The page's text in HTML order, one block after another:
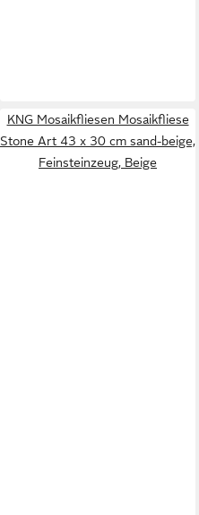
KNG Mosaikfliesen Mosaikfliese
Stone Art 43 x 30 cm sand-beige,
Feinsteinzeug, Beige